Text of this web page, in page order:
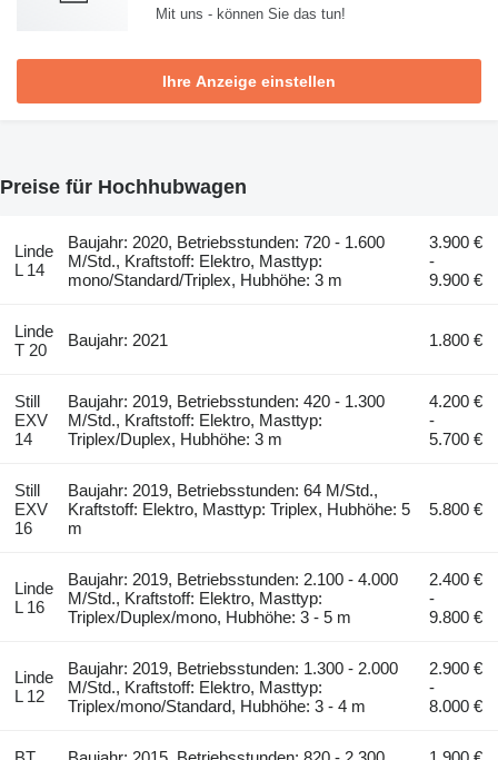
Mit uns - können Sie das tun!
Ihre Anzeige einstellen
Preise für Hochhubwagen
Linde
L 14
Baujahr: 2020, Betriebsstunden: 720 - 1.600
M/Std., Kraftstoff: Elektro, Masttyp:
mono/Standard/Triplex, Hubhöhe: 3 m
3.900 €
-
9.900 €
Linde
T 20
Baujahr: 2021 1.800 €
Still
EXV
14
Baujahr: 2019, Betriebsstunden: 420 - 1.300
M/Std., Kraftstoff: Elektro, Masttyp:
Triplex/Duplex, Hubhöhe: 3 m
4.200 €
-
5.700 €
Still
EXV
16
Baujahr: 2019, Betriebsstunden: 64 M/Std.,
Kraftstoff: Elektro, Masttyp: Triplex, Hubhöhe: 5
m
5.800 €
Linde
L 16
Baujahr: 2019, Betriebsstunden: 2.100 - 4.000
M/Std., Kraftstoff: Elektro, Masttyp:
Triplex/Duplex/mono, Hubhöhe: 3 - 5 m
2.400 €
-
9.800 €
Linde
L 12
Baujahr: 2019, Betriebsstunden: 1.300 - 2.000
M/Std., Kraftstoff: Elektro, Masttyp:
Triplex/mono/Standard, Hubhöhe: 3 - 4 m
2.900 €
-
8.000 €